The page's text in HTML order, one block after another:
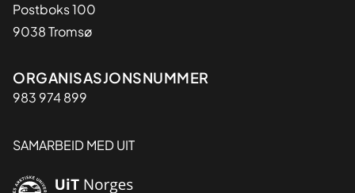
Postboks 100
9038 Tromsø
Organisasjon
ORGANISASJONSNUMMER
983 974 899
SAMARBEID MED UIT